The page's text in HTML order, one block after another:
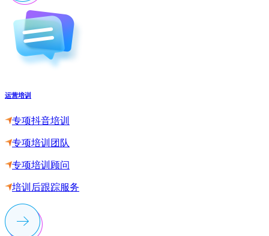
运营培训
专项抖音培训
专项培训团队
专项培训顾问
培训后跟踪服务